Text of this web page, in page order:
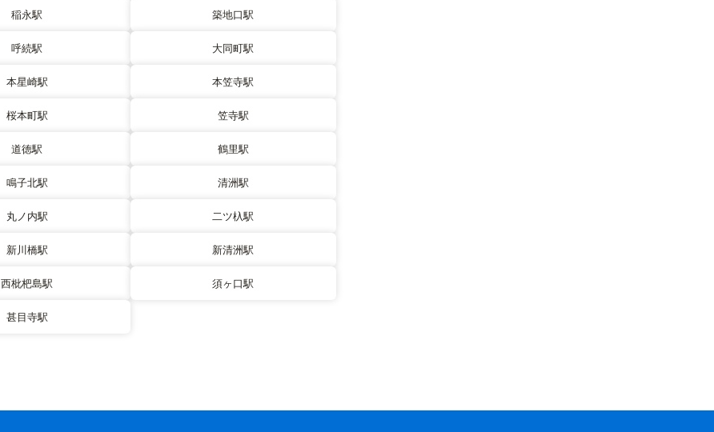
稲永駅 築地口駅
呼続駅 大同町駅
本星崎駅 本笠寺駅
桜本町駅 笠寺駅
道徳駅 鶴里駅
鳴子北駅 清洲駅
丸ノ内駅 二ツ杁駅
新川橋駅 新清洲駅
西枇杷島駅 須ヶ口駅
甚目寺駅